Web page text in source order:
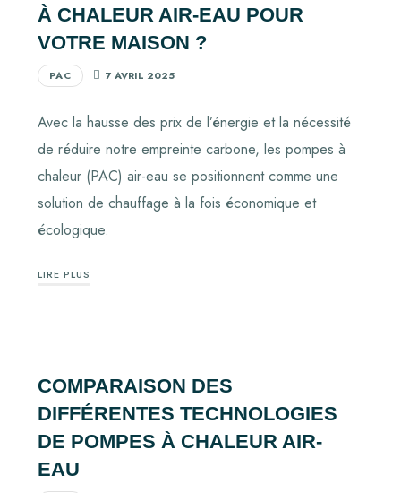
À CHALEUR AIR-EAU POUR
VOTRE MAISON ?
PAC 7 AVRIL 2025
Avec la hausse des prix de l’énergie et la nécessité
de réduire notre empreinte carbone, les pompes à
chaleur (PAC) air-eau se positionnent comme une
solution de chauffage à la fois économique et
écologique.
LIRE PLUS
COMPARAISON DES
DIFFÉRENTES TECHNOLOGIES
DE POMPES À CHALEUR AIR-
EAU